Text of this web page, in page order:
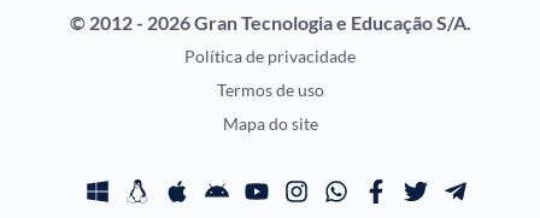
Concursos Militares
OAB
Prova OAB
Calendário OAB
Questões OAB
Exame de Ordem
© 2012 - 2026 Gran Tecnologia e Educação S/A.
Política de privacidade
Termos de uso
Mapa do site